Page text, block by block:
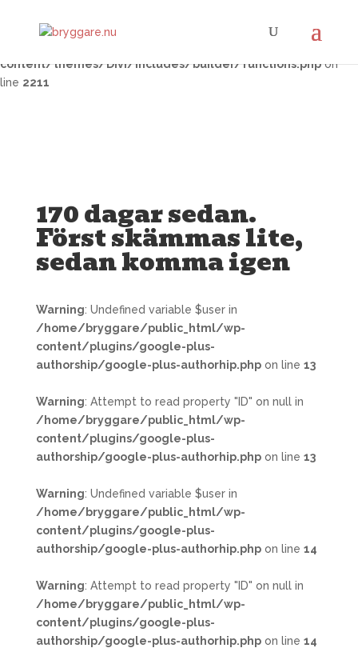
Warning: Trying to access array offset on false in
content/themes/Divi/includes/builder/functions.phpon
line 2211
170 dagar sedan.
Först skämmas lite,
sedan komma igen
Warning: Undefined variable $user in
/home/bryggare/public_html/wp-
content/plugins/google-plus-
authorship/google-plus-authorhip.phpon line 13
Warning: Attempt to read property "ID" on null in
/home/bryggare/public_html/wp-
content/plugins/google-plus-
authorship/google-plus-authorhip.phpon line 13
Warning: Undefined variable $user in
/home/bryggare/public_html/wp-
content/plugins/google-plus-
authorship/google-plus-authorhip.phpon line 14
Warning: Attempt to read property "ID" on null in
/home/bryggare/public_html/wp-
content/plugins/google-plus-
authorship/google-plus-authorhip.phpon line 14